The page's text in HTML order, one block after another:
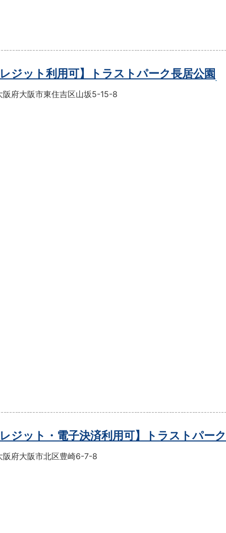
レジット利用可】トラストパーク長居公園
阪府大阪市東住吉区山坂5-15-8
レジット・電子決済利用可】トラストパー
阪府大阪市北区豊崎6-7-8